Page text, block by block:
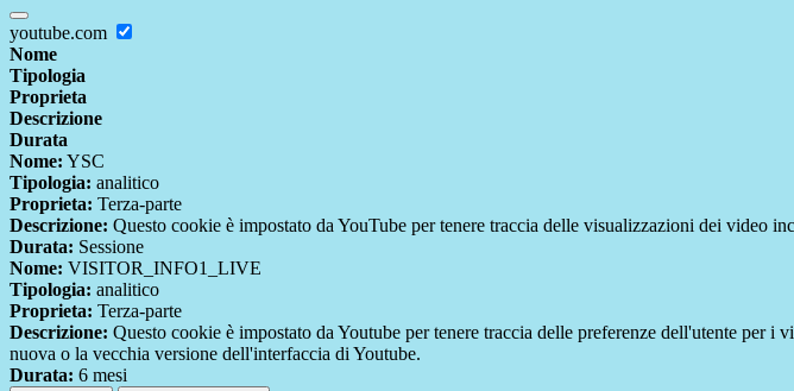
youtube.com
Nome
Tipologia
Proprieta
Descrizione
Durata
Nome: YSC
Tipologia: analitico
Proprieta: Terza-parte
Descrizione: Questo cookie è impostato da YouTube per tenere traccia delle visualizzazioni dei video
Durata: Sessione
Nome: VISITOR_INFO1_LIVE
Tipologia: analitico
Proprieta: Terza-parte
Descrizione: Questo cookie è impostato da Youtube per tenere traccia delle preferenze dell'utente per
nuova o la vecchia versione dell'interfaccia di Youtube.
Durata: 6 mesi